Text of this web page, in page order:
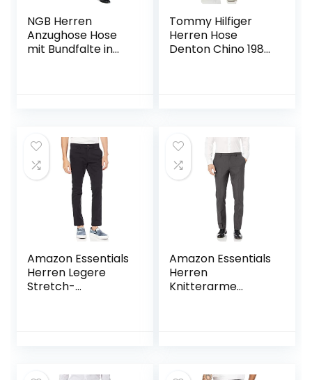
NGB Herren
Anzughose Hose
mit Bundfalte in
Tommy Hilfiger
Herren Hose
Denton Chino 1985
Amazon Essentials
Herren Legere
Stretch-
Amazon Essentials
Herren
Knitterarme